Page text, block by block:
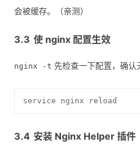
会被缓存。（亲测）
使 nginx 配置生效
nginx -t 先检查一下配置，确
service nginx reload
安装 Nginx Helper 插件